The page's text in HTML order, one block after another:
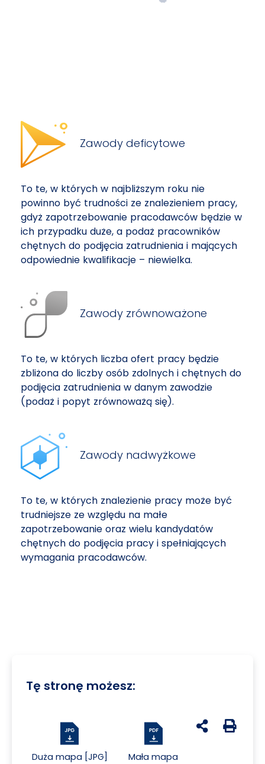
Zawody deficytowe
To te, w których w najbliższym roku nie
powinno być trudności ze znalezieniem pracy,
gdyż zapotrzebowanie pracodawców będzie w
ich przypadku duże, a podaż pracowników
chętnych do podjęcia zatrudnienia i mających
odpowiednie kwalifikacje – niewielka.
Zawody zrównoważone
To te, w których liczba ofert pracy będzie
zbliżona do liczby osób zdolnych i chętnych do
podjęcia zatrudnienia w danym zawodzie
(podaż i popyt zrównoważą się).
Zawody nadwyżkowe
To te, w których znalezienie pracy może być
trudniejsze ze względu na małe
zapotrzebowanie oraz wielu kandydatów
chętnych do podjęcia pracy i spełniających
wymagania pracodawców.
Tę stronę możesz:
Duża mapa [JPG] Mała mapa
udostępnij na
Generuj